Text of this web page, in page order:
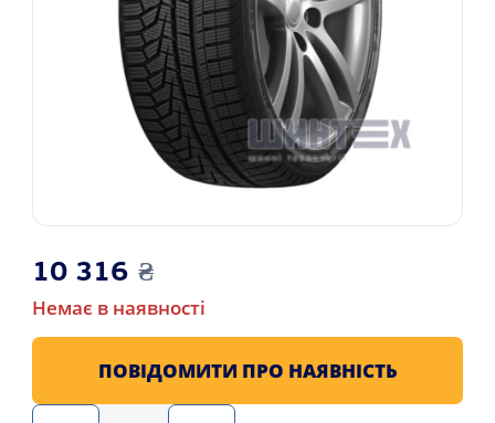
10 316 ₴
Немає в наявності
ПОВІДОМИТИ ПРО НАЯВНІСТЬ